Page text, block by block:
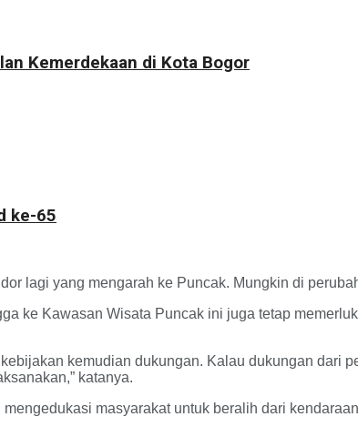
Kemerdekaan di Kota Bogor
ke-65
lagi yang mengarah ke Puncak. Mungkin di
ke Kawasan Wisata Puncak ini juga tetap
kemudian dukungan. Kalau dukungan dari
katanya.
masyarakat untuk beralih dari